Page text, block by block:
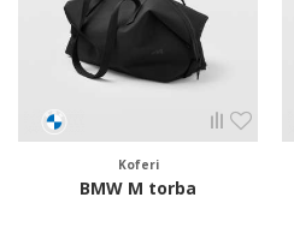
Koferi
BMW M torba